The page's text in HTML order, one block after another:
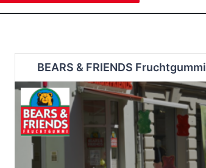
BEARS & FRIENDS Fruchtgummi